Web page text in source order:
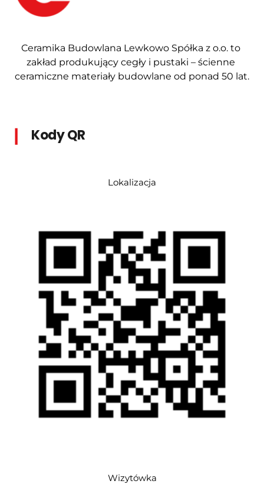
Ceramika Budowlana Lewkowo Spółka z o.o. to
zakład produkujący cegły i pustaki – ścienne
ceramiczne materiały budowlane od ponad 50 lat.
| Kody QR
Lokalizacja
Wizytówka